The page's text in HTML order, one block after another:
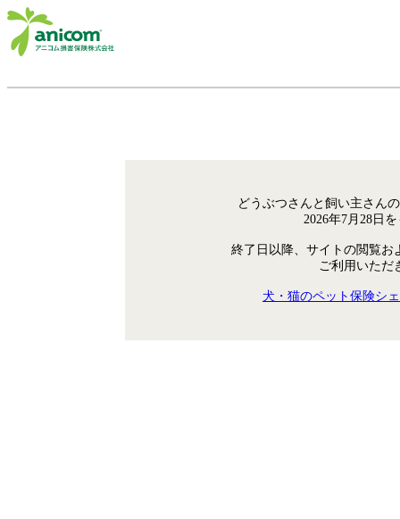
どうぶつさんと飼い主さん
2026年7月28日
終了日以降、サイトの閲覧お
ご利用いただ
犬・猫のペット保険シ